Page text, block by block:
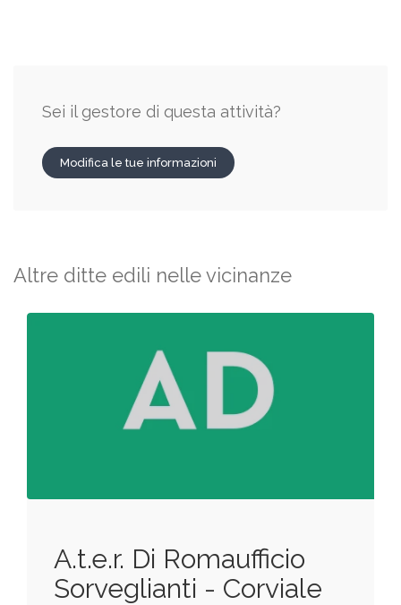
Sei il gestore di questa attività?
Modifica le tue informazioni
Altre ditte edili nelle vicinanze
A.t.e.r. Di Romaufficio
Sorveglianti - Corviale